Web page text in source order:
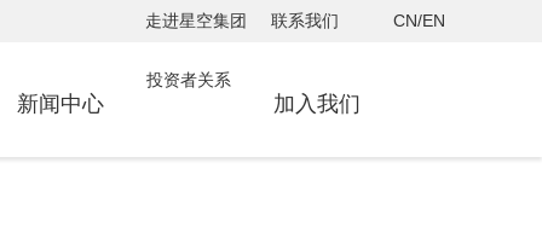
走进星空集团 联系我们 CN/EN
新闻中心
投资者关系
加入我们